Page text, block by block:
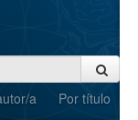
a Por título